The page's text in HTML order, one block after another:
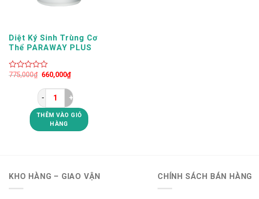
Diệt Ký Sinh Trùng Cơ
Thể PARAWAY PLUS
0
775,000₫ Giá
là:
775,000₫.
660,000₫Giá
hiện
là:
660,000₫.
Diệt Ký Sinh Trùng Cơ Thể PARAWAY PLUS Unicity số lượng
THÊM VÀO GIỎ
HÀNG
KHO HÀNG – GIAO VẬN CHÍNH SÁCH BÁN HÀNG